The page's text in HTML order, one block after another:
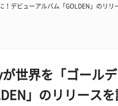
デビューアルバム「GOLDEN」のリ
世界を「ゴールデ
」のリリースを